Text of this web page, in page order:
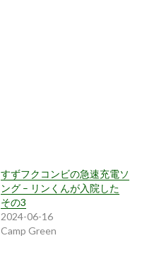
すずフクコンビの急速充電ソ
ング – リンくんが入院した
その3
2024-06-16
Camp Green